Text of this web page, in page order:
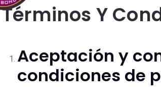
Términos Y
Aceptación y
condiciones de